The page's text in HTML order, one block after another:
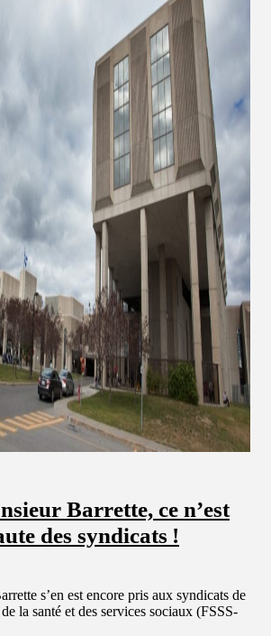
Barrette, ce n’est
des syndicats !
s’en est encore pris aux syndicats de
la santé et des services sociaux (FSSS-